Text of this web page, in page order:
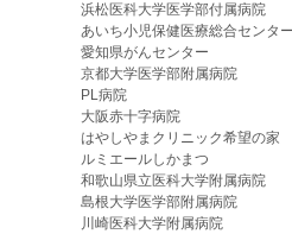
浜松医科大学医学部付属病院
あいち小児保健医療総合センタ
愛知県がんセンター
京都大学医学部附属病院
PL病院
大阪赤十字病院
はやしやまクリニック希望の
ルミエールしかまつ
和歌山県立医科大学附属病院
島根大学医学部附属病院
川崎医科大学附属病院